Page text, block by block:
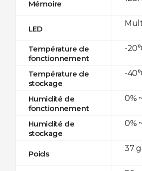
Mémoire
LED
Température de
fonctionnement
Température de
stockage
Humidité de
fonctionnement
Humidité de
stockage
Poids
-
-
0%
0%
37 g